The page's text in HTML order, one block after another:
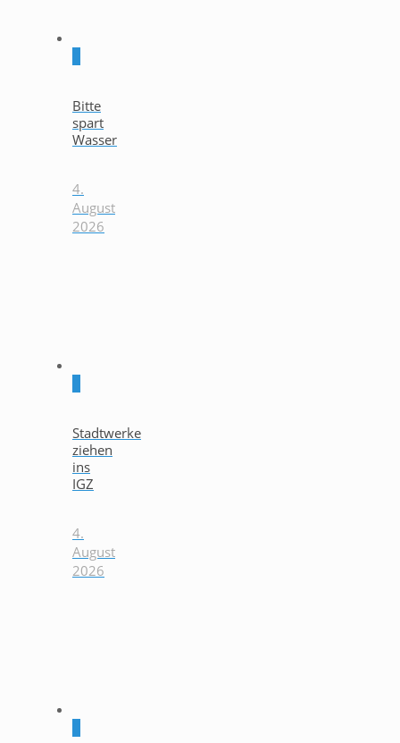
Bitte
spart
Wasser
4.
August
2026
Stadtwerke
ziehen
ins
IGZ
4.
August
2026